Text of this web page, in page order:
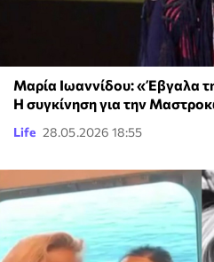
Μαρία Ιωαννίδου: «Έβγαλα
Η συγκίνηση για την
Life 28.05.2026 18:55